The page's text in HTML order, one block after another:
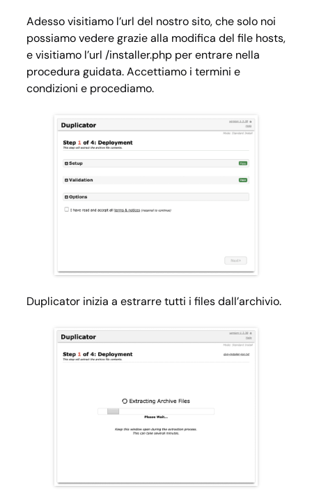
Adesso visitiamo l’url del nostro sito, che solo noi
possiamo vedere grazie alla modifica del file hosts,
e visitiamo l’url /installer.php per entrare nella
procedura guidata. Accettiamo i termini e
condizioni e procediamo.
Duplicator inizia a estrarre tutti i files dall’archivio.